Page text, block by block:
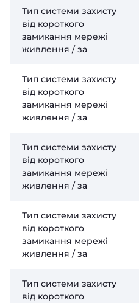
Тип системи захисту
від короткого
замикання мережі
живлення / за
Тип системи захисту
від короткого
замикання мережі
живлення / за
Тип системи захисту
від короткого
замикання мережі
живлення / за
Тип системи захисту
від короткого
замикання мережі
живлення / за
Тип системи захисту
від короткого